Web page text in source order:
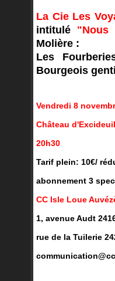
La Cie Les
intitulé "Nous
Molière :
Les
Bourgeois
Vendredi 8
Château d'Excideuil
20h30
Tarif plein: 10€/
abonnement 3
CC Isle Loue
1, avenue Audt
rue de la Tuilerie